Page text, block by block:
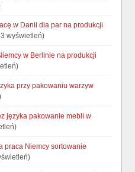
w Danii dla par na produkcji
wyświetleń)
w Berlinie na produkcji
przy pakowaniu warzyw
języka pakowanie mebli w
praca Niemcy sortowanie